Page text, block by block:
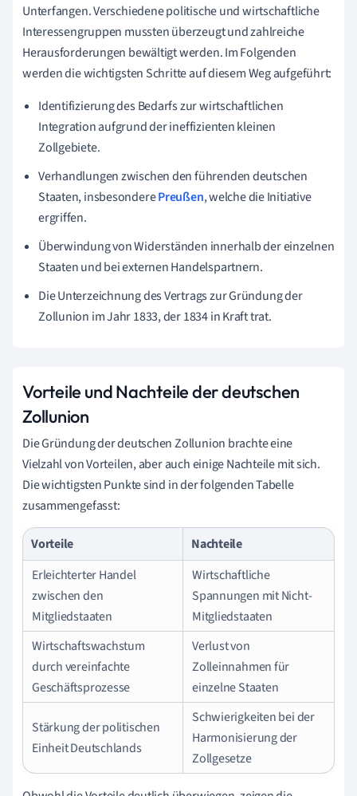
Unterfangen. Verschiedene politische und wirtschaftliche
Interessengruppen mussten überzeugt und zahlreiche
Herausforderungen bewältigt werden. Im Folgenden
werden die wichtigsten Schritte auf diesem Weg aufgeführt:
Identifizierung des Bedarfs zur wirtschaftlichen
Integration aufgrund der ineffizienten kleinen
Zollgebiete.
Verhandlungen zwischen den führenden deutschen
Staaten, insbesonderePreußen, welche die Initiative
ergriffen.
Überwindung von Widerständen innerhalb der einzelnen
Staaten und bei externen Handelspartnern.
Die Unterzeichnung des Vertrags zur Gründung der
Zollunion im Jahr 1833, der 1834 in Kraft trat.
Vorteile und Nachteile der deutschen
Zollunion
Die Gründung der deutschen Zollunion brachte eine
Vielzahl von Vorteilen, aber auch einige Nachteile mit sich.
Die wichtigsten Punkte sind in der folgenden Tabelle
zusammengefasst:
Vorteile
Nachteile
Erleichterter Handel
zwischen den
Mitgliedstaaten
Wirtschaftliche
Spannungen mit Nicht-
Mitgliedstaaten
Wirtschaftswachstum
durch vereinfachte
Geschäftsprozesse
Verlust von
Zolleinnahmen für
einzelne Staaten
Stärkung der politischen
Einheit Deutschlands
Schwierigkeiten bei der
Harmonisierung der
Zollgesetze